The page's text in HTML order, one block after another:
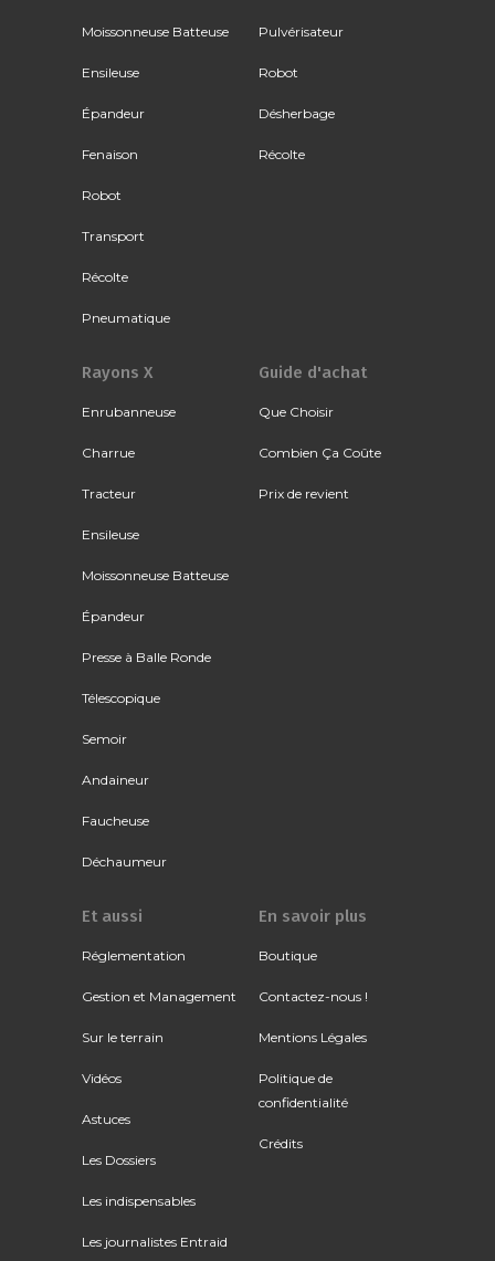
Moissonneuse Batteuse
Ensileuse
Épandeur
Fenaison
Robot
Transport
Récolte
Pneumatique
Pulvérisateur
Robot
Désherbage
Récolte
Rayons X
Enrubanneuse
Charrue
Tracteur
Ensileuse
Moissonneuse Batteuse
Épandeur
Presse à Balle Ronde
Télescopique
Semoir
Andaineur
Faucheuse
Déchaumeur
Guide d'achat
Que Choisir
Combien Ça Coûte
Prix de revient
Et aussi
Réglementation
Gestion et Management
Sur le terrain
Vidéos
Astuces
Les Dossiers
Les indispensables
Les journalistes Entraid
En savoir plus
Boutique
Contactez-nous !
Mentions Légales
Politique de
confidentialité
Crédits